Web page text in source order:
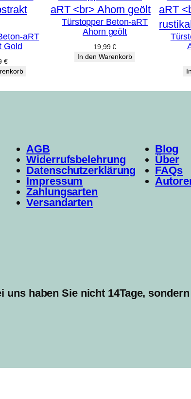
aRT
Gold
€
Türstopper Beton-aRT
Ahorn geölt
19,99€
In den Warenkorb
AGB
Widerrufsbelehrung
Datenschutzerklärung
Impressum
Zahlungsarten
Versandarten
Blog
Über
FAQs
uns haben Sie nicht 14Tage,